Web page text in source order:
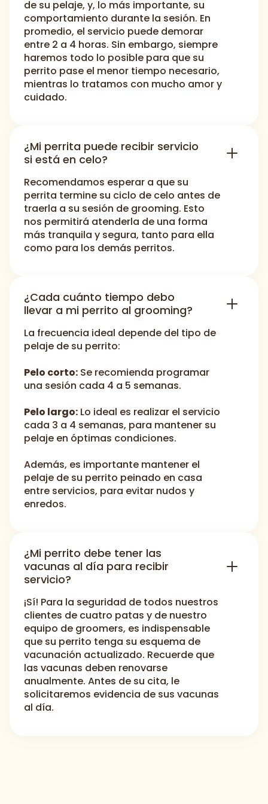
de su pelaje, y, lo más importante, su
comportamiento durante la sesión. En
promedio, el servicio puede demorar
entre 2 a 4 horas. Sin embargo, siempre
haremos todo lo posible para que su
perrito pase el menor tiempo necesario,
mientras lo tratamos con mucho amor y
cuidado.
¿Mi perrita puede recibir servicio
si está en celo?
Recomendamos esperar a que su
perrita termine su ciclo de celo antes de
traerla a su sesión de grooming. Esto
nos permitirá atenderla de una forma
más tranquila y segura, tanto para ella
como para los demás perritos.
¿Cada cuánto tiempo debo
llevar a mi perrito al grooming?
La frecuencia ideal depende del tipo de
pelaje de su perrito:
Pelo corto: Se recomienda programar
una sesión cada 4 a 5 semanas.
Pelo largo: Lo ideal es realizar el servicio
cada 3 a 4 semanas, para mantener su
pelaje en óptimas condiciones.
Además, es importante mantener el
pelaje de su perrito peinado en casa
entre servicios, para evitar nudos y
enredos.
¿Mi perrito debe tener las
vacunas al día para recibir
servicio?
¡Sí! Para la seguridad de todos nuestros
clientes de cuatro patas y de nuestro
equipo de groomers, es indispensable
que su perrito tenga su esquema de
vacunación actualizado. Recuerde que
las vacunas deben renovarse
anualmente. Antes de su cita, le
solicitaremos evidencia de sus vacunas
al día.